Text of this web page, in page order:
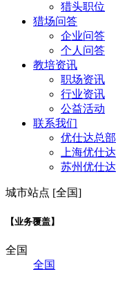
猎头职位
猎场问答
企业问答
个人问答
教培资讯
职场资讯
行业资讯
公益活动
联系我们
优仕达总部
上海优仕达
苏州优仕达
城市站点 [全国]
【业务覆盖】
全国
全国